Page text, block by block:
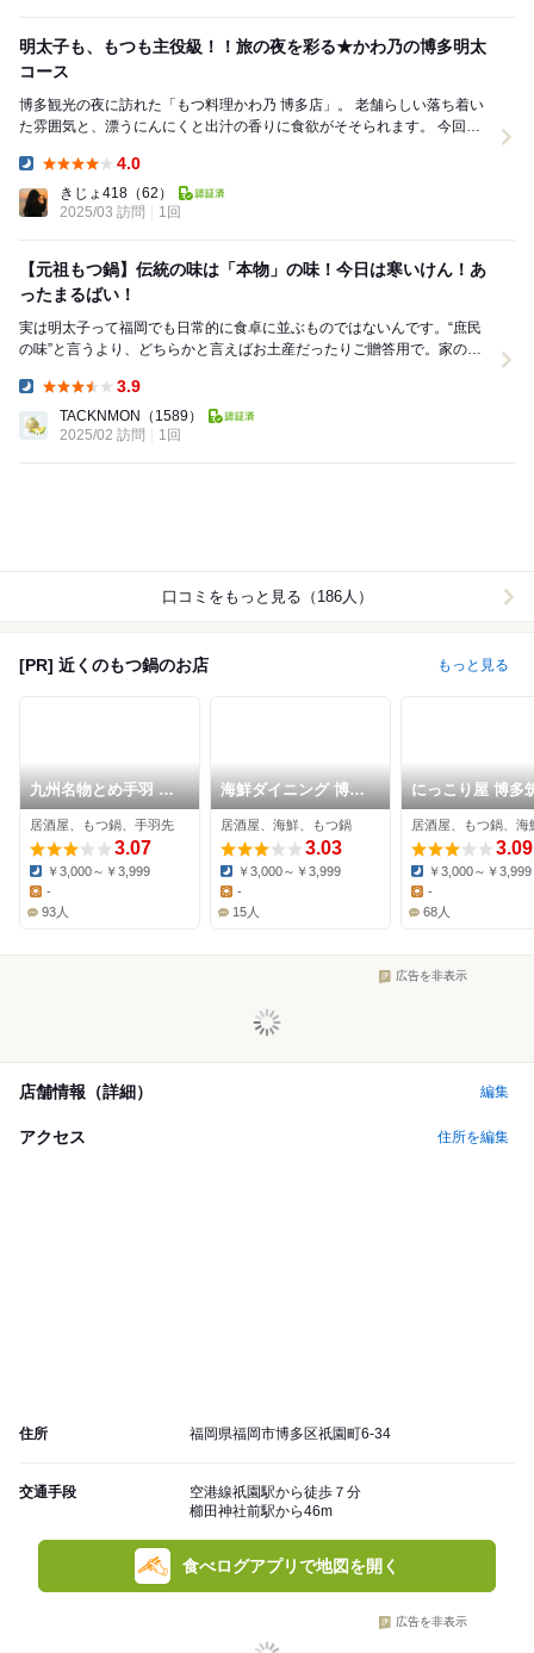
明太子も、もつも主役級！！旅の夜を彩る★かわ乃の博多明太
コース
博多観光の夜に訪れた「もつ料理かわ乃 博多店」。 老舗らしい落ち着い
た雰囲気と、漂うにんにくと出汁の香りに食欲がそそられます。 今回は
4.0
きじょ418 （62）
2025/03 訪問
1回
【元祖もつ鍋】伝統の味は「本物」の味！今日は寒いけん！あ
ったまるばい！
実は明太子って福岡でも日常的に食卓に並ぶものではないんです。“庶民
の味”と言うより、どちらかと言えばお土産だったりご贈答用で。家の冷
3.9
TACKNMON
（1589）
2025/02 訪問
1回
口コミをもっと見る（186人）
[PR] 近くのもつ鍋のお店 もっと見る
九州名物とめ手羽 博
多駅前店
居酒屋、もつ鍋、手羽先
3.07
Dinner:
￥3,000～￥3,999
Lunch:
-
93人
海鮮ダイニング 博多
美蔵 ホテルルートイ
ン博多駅前店
居酒屋、海鮮、もつ鍋
3.03
Dinner:
￥3,000～￥3,999
Lunch:
-
15人
にっこり屋 博多
口店
居酒屋、もつ鍋、海
3.09
Dinner:
￥3,000～￥3,999
Lunch:
-
68人
広告を非表示
店舗情報（詳細） 編集
アクセス 住所を編集
住所 福岡県福岡市博多区祇園町6-34
交通手段
空港線祇園駅から徒歩７分
櫛田神社前駅から46m
食べログアプリで地図を開く
広告を非表示